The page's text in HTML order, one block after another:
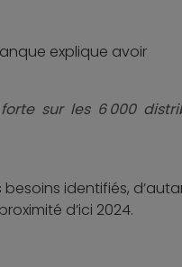
explique avoir
sur les 6 000
identifiés,
d’ici 2024.